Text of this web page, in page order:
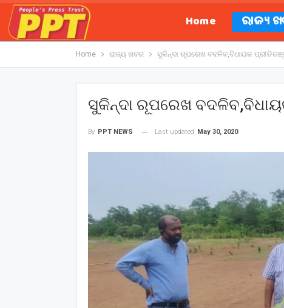
Home ରାଜ୍ୟ
Home ରାଜ୍ୟ ଖବର ସୁକିନ୍ଦା ରୂପରେଖ ବଦଳିବ,ବିଧାୟକ
ସୁକିନ୍ଦା ରୂପରେଖ
By PPT NEWS Last updated May 30, 2020